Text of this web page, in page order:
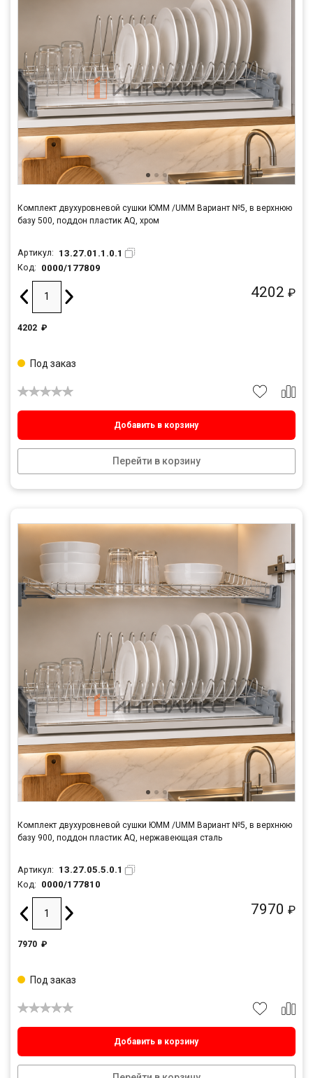
Комплект двухуровневой сушки ЮММ /UMM Вариант №5, в верхнюю
базу 500, поддон пластик AQ, хром
Артикул: 13.27.01.1.0.1
Код: 0000/177809
4202 ₽
4202 ₽
Добавить в корзину
Перейти в корзину
Под заказ
Комплект двухуровневой сушки ЮММ /UMM Вариант №5, в верхнюю
базу 900, поддон пластик AQ, нержавеющая сталь
Артикул: 13.27.05.5.0.1
Код: 0000/177810
7970 ₽
7970 ₽
Добавить в корзину
Под заказ